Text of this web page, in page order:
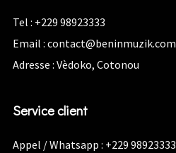
Tel : +229 98923333
Email : contact@beninmuzik.com
Adresse : Vèdoko, Cotonou
Service client
Appel / Whatsapp : +229 98923333